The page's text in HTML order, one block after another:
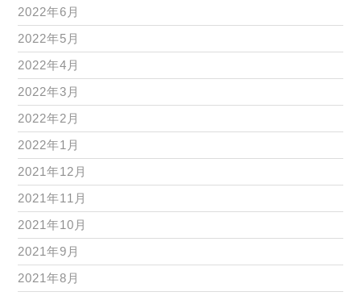
2022年6月
2022年5月
2022年4月
2022年3月
2022年2月
2022年1月
2021年12月
2021年11月
2021年10月
2021年9月
2021年8月